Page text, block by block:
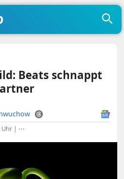
Beats schnappt
Uhr | ⋯